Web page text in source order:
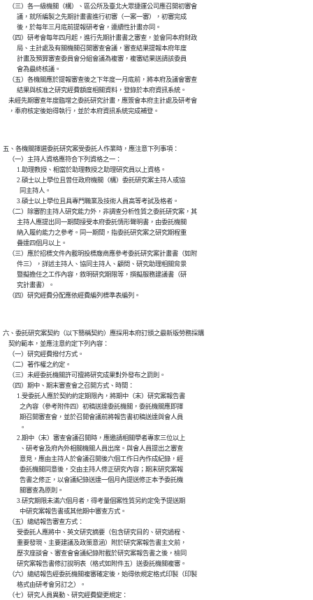
    （三）各一級機關（構）、區公所及臺北大眾捷運公司應召開初審會
          議，就所編製之先期計畫書進行初審（一案一審），初審完成
          後，於每年三月底前提報研考會，連續性計畫亦同。
    （四）研考會每年四月起，進行先期計畫書之審查，並會同本府財政
          局、主計處及有關機關召開審查會議，審查結果提報本府年度
          計畫及預算審查委員會分組會議為複審，複審結果送請該委員
          會為最終核議。
    （五）各機關應於提報審查後之下年度一月底前，將本府及議會審查
          結果與核准之研究經費額度相關資料，登錄於本府資訊系統。
    未經先期審查年度臨增之委託研究計畫，應簽會本府主計處及研考會
五、各機關擇選委託研究案受委託人作業時，應注意下列事項：
    （一）主持人資格應符合下列資格之一：
          1.助理教授、相當於助理教授之助理研究員以上資格。
          2.碩士以上學位且曾任政府機關（構）委託研究案主持人或協
            同主持人。
          3.碩士以上學位且具專門職業及技術人員高等考試及格者。
    （二）除審酌主持人研究能力外，非調查分析性質之委託研究案，其
          主持人應提出同一期間接受本府委託情形聲明書，由委託機關
          納入履約能力之參考。同一期間，指委託研究案之研究期程重
          疊達四個月以上。
    （三）應於招標文件內載明投標廠商應參考委託研究案計畫書（如附
          件三），詳述主持人、協同主持人、顧問、研究助理相關背景
          暨擬擔任之工作內容，敘明研究期限等，撰擬服務建議書（研
          究計畫書）。
六、委託研究案契約（以下簡稱契約）應採用本府訂頒之最新版勞務採購
    契約範本，並應注意約定下列內容：
    （一）研究經費撥付方式。
    （二）著作權之約定。
    （三）未經委託機關許可擅將研究成果對外發布之罰則。
    （四）期中、期末審查會之召開方式、時間：
          1.受委託人應於契約約定期限內，將期中（末）研究案報告書
            之內容（參考附件四）初稿送達委託機關，委託機關應即擇
            期召開審查會，並於召開會議前將報告書初稿送達與會人員
            。
          2.期中（末）審查會議召開時，應邀請相關學者專家三位以上
            、研考會及府內外相關機關人員出席。與會人員提出之審查
            意見，應由主持人於會議召開後六個工作日內作成紀錄，經
            委託機關同意後，交由主持人修正研究內容；期末研究案報
            告書之修正，以會議紀錄送達一個月內提送修正本予委託機
            關審查為原則。
          3.研究期限未滿六個月者，得考量個案性質另約定免予提送期
            中研究案報告書或其他期中審查方式。
    （五）總結報告審查方式：
          受委託人應將中、英文研究摘要（包含研究目的、研究過程、
          重要發現、主要建議及政策意涵）附於研究案報告書主文前，
          歷次座談會、審查會會議紀錄附載於研究案報告書之後，檢同
          研究案報告書修訂說明表（格式如附件五）送委託機關複審。
    （六）總結報告經委託機關複審確定後，始得依規定格式印製（印製
          格式由研考會另訂之）。
    （七）研究人員異動、研究經費變更規定：